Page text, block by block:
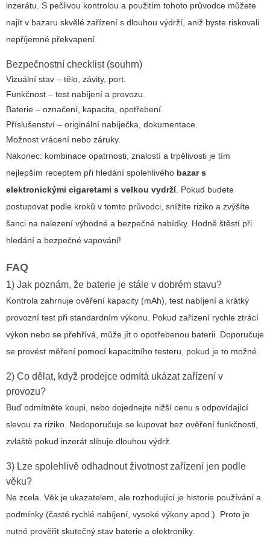
inzerátu. S pečlivou kontrolou a použitím tohoto průvodce můžete
najít v bazaru skvělé zařízení s dlouhou výdrží, aniž byste riskovali
nepříjemné překvapení.
Bezpečnostní checklist (souhrn)
Vizuální stav – tělo, závity, port.
Funkčnost – test nabíjení a provozu.
Baterie – označení, kapacita, opotřebení.
Příslušenství – originální nabíječka, dokumentace.
Možnost vrácení nebo záruky.
Nakonec: kombinace opatrnosti, znalostí a trpělivosti je tím
nejlepším receptem při hledání spolehlivého bazar s
elektronickými cigaretami s velkou vydrží. Pokud budete
postupovat podle kroků v tomto průvodci, snížíte riziko a zvýšíte
šanci na nalezení výhodné a bezpečné nabídky. Hodně štěstí při
hledání a bezpečné vapování!
FAQ
1) Jak poznám, že baterie je stále v dobrém stavu?
Kontrola zahrnuje ověření kapacity (mAh), test nabíjení a krátký
provozní test při standardním výkonu. Pokud zařízení rychle ztrácí
výkon nebo se přehřívá, může jít o opotřebenou baterii. Doporučuje
se provést měření pomocí kapacitního testeru, pokud je to možné.
2) Co dělat, když prodejce odmítá ukázat zařízení v
provozu?
Buď odmítněte koupi, nebo dojednejte nižší cenu s odpovídající
slevou za riziko. Nedoporučuje se kupovat bez ověření funkčnosti,
zvláště pokud inzerát slibuje dlouhou výdrž.
3) Lze spolehlivě odhadnout životnost zařízení jen podle
věku?
Ne zcela. Věk je ukazatelem, ale rozhodující je historie používání a
podmínky (časté rychlé nabíjení, vysoké výkony apod.). Proto je
nutné prověřit skutečný stav baterie a elektroniky.